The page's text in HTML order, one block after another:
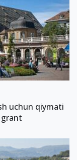
uchun qiymati
grant